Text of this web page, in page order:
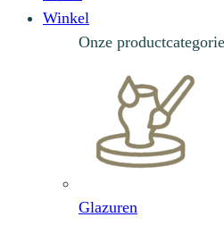
Winkel
Onze
Glazuren